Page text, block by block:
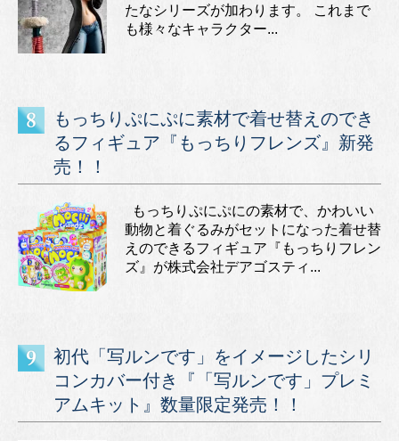
たなシリーズが加わります。 これまで
も様々なキャラクター...
もっちりぷにぷに素材で着せ替えのでき
るフィギュア『もっちりフレンズ』新発
売！！
もっちりぷにぷにの素材で、かわいい
動物と着ぐるみがセットになった着せ替
えのできるフィギュア『もっちりフレン
ズ』が株式会社デアゴスティ...
初代「写ルンです」をイメージしたシリ
コンカバー付き『「写ルンです」プレミ
アムキット』数量限定発売！！